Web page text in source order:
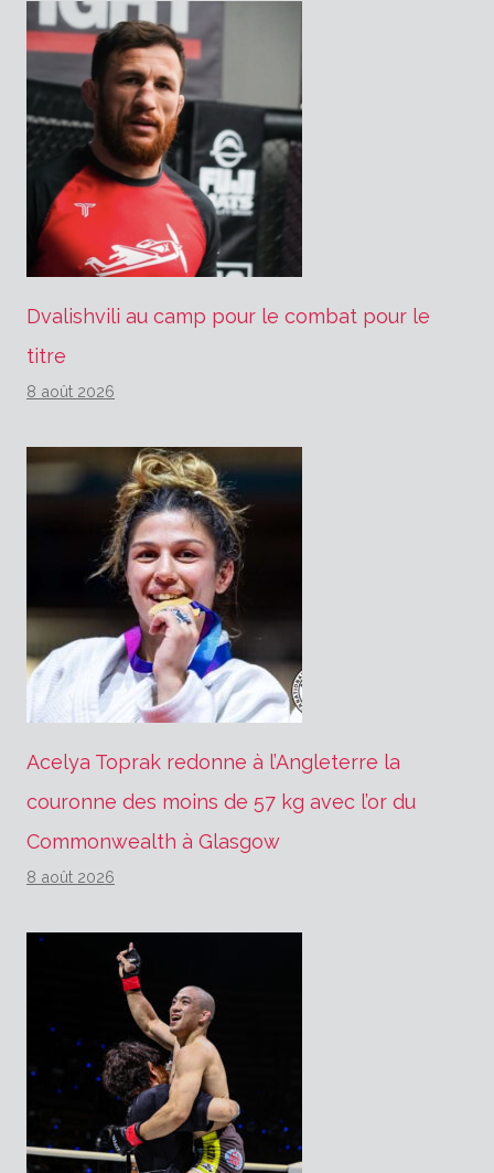
Dvalishvili au camp pour le combat pour le
titre
8 août 2026
Acelya Toprak redonne à l’Angleterre la
couronne des moins de 57 kg avec l’or du
Commonwealth à Glasgow
8 août 2026